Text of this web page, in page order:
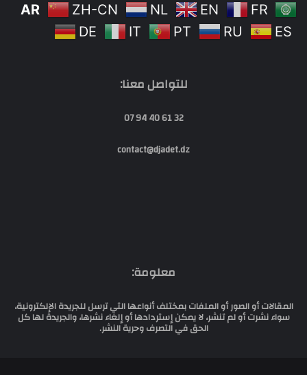
AR ZH-CN NL EN
FR
DE
IT PT RU ES
للتواصل معنا:
32 61 40 94 07
contact@djadet.dz
معلومة:
المقالات أو الصور أو الملفات بمختلف أنواعها التي ترسل للجريدة الإلكترونية،
سواء نشرت أو لم تنشر، لا يمكن إستردادها أو إلغاء نشرها، والجريدة لها كل
الحق في التصرف وحرية النشر.